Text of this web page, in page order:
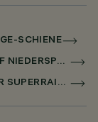
SCHIENE
LASER PENDELLEUCHTE Ø 59 / 75 MM AUF NIEDERSPANNUNGSSCHIENE DALI POWERLINE
LASER PENDELLEUCHTE Ø 59 / 75 MM FÜR SUPERRAIL DALI POWERLINE